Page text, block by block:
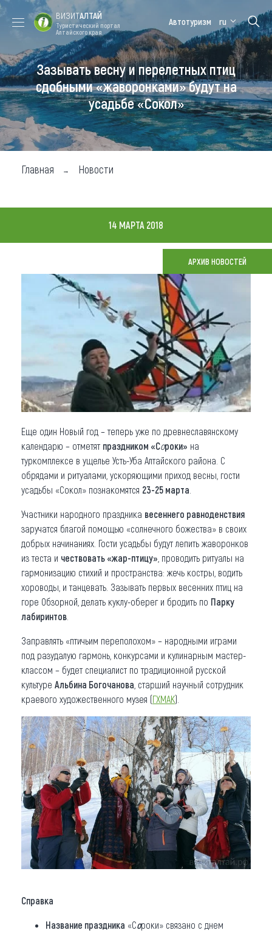
Форум VISIT
ALTAI
Цветение
маральника
Медицинский
форум
Алтайская
зимовка
Туры
Где побывать
Чем заняться
Карта
Что привезти (сувениры)
Коллекция впечатлений
Другие рубрики
ВИЗИТАЛТАЙ
Туристический портал
Алтайского края
Автотуризм ru
Зазывать весну и перелетных птиц
сдобными «жаворонками» будут на
усадьбе «Сокол»
Главная Новости
14 МАРТА 2018
АРХИВ НОВОСТЕЙ
Еще один Новый год – теперь уже по древнеславянскому
календарю – отметят праздником «Сороки» на
туркомплексе в ущелье Усть-Уба Алтайского района. С
обрядами и ритуалами, ускоряющими приход весны, гости
усадьбы «Сокол» познакомятся 23-25 марта
Участники народного праздника весеннего равноденствия
заручатся благой помощью «солнечного божества» в своих
добрых начинаниях. Гости усадьбы будут лепить жаворонков
из теста и чествовать «жар-птицу» , проводить ритуалы на
гармонизацию стихий и пространства: жечь костры, водить
хороводы, и танцевать. Зазывать первых весенних птиц на
горе Обзорной, делать куклу-оберег и бродить по Парку
лабиринтов
Заправлять «птичьим переполохом» – народными играми
под разудалую гармонь, конкурсами и кулинарным мастер-
классом – будет специалист по традиционной русской
культуре Альбина Богочанова , старший научный сотрудник
краевого художественного музея (ГХМАК).
Справка
Название праздника «Сороки» связано с днем